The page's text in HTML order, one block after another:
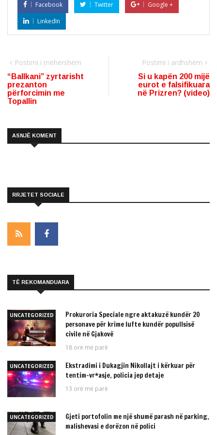
Facebook Twitter
Google +
LinkedIn
Postimi i mëhershëm
“Ballkani” zyrtarisht
prezanton
përforcimin me
Topallin
Postimi i ardhshëm
Si u kapën 200 mijë
eurot e falsifikuara
në Prizren? (video)
ASNJË KOMENT
RRJETET SOCIALE
TË REKOMANDUARA
UNCATEGORIZED
Prokuroria Speciale ngre aktakuzë kundër 20
personave për krime lufte kundër popullsisë
civile në Gjakovë
18 orë më parë
UNCATEGORIZED
Ekstradimi i Dukagjin Nikollajt i kërkuar për
tentim-vr*asje, policia jep detaje
13 orë më parë
UNCATEGORIZED
Gjeti portofolin me një shumë parash në parking,
malishevasi e dorëzon në polici